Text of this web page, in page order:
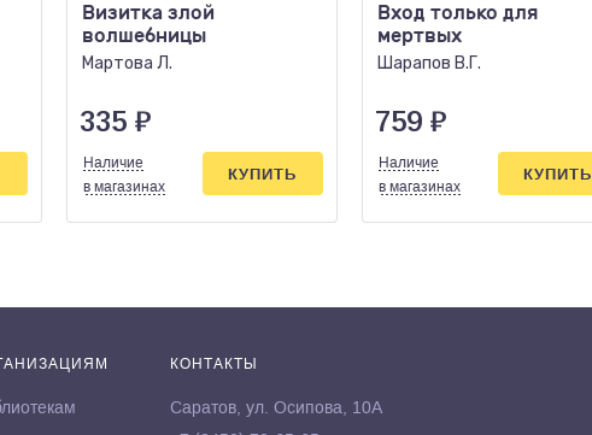
Визитка злой
волшебницы
Мартова Л.
335 ₽
Наличие
в магазинах
КУПИТЬ
Вход только для
мертвых
Шарапов В.Г.
759 ₽
Наличие
в магазинах
КУПИТЬ
КОНТАКТЫ
Саратов, ул. Осипова, 10А